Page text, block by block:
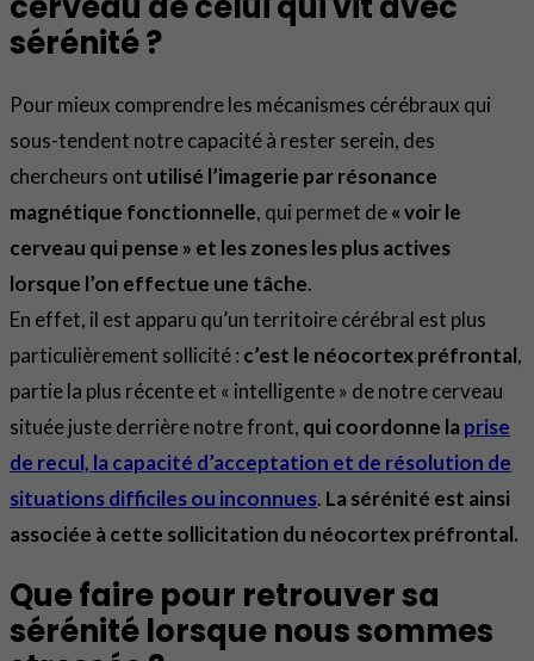
sérénité ?
Pour mieux comprendre les mécanismes cérébraux qui
sous-tendent notre capacité à rester serein, des
chercheurs ont utilisé l’imagerie par résonance
magnétique fonctionnelle, qui permet de« voir le
cerveau qui pense » et les zones les plus actives
lorsque l’on effectue une tâche.
En effet, il est apparu qu’un territoire cérébral est plus
particulièrement sollicité : c’est le néocortex préfrontal,
partie la plus récente et « intelligente » de notre cerveau
située juste derrière notre front, qui coordonne la prise
de recul, la capacité d’acceptation et de résolution de
situations difficiles ou inconnues. La sérénité est ainsi
associée à cette sollicitation du néocortex préfrontal.
Que faire pour retrouver sa
sérénité lorsque nous sommes